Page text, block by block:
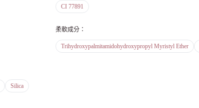
CI 77891
柔軟成分 ：
Trihydroxypalmitamidohydroxypropyl Myristyl Ether
Silica